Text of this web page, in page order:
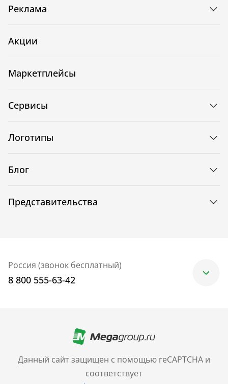
Данный сайт защищен с помощью reCAPTCHA и
соответствует
Реклама
Акции
Маркетплейсы
Сервисы
Логотипы
Блог
Представительства
Россия (звонок бесплатный)
8 800 555-63-42
+7 (499) 705-30-10
Санкт-Петербург
+7 (812) 600-77-33